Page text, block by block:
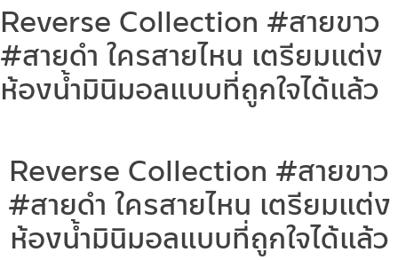
Reverse Collection #สายขาว
#สายดำ ใครสายไหน เตรียมแต่ง
ห้องน้ำมินิมอลแบบที่ถูกใจได้แล้ว
Reverse Collection #สายขาว
#สายดำ ใครสายไหน เตรียมแต่ง
ห้องน้ำมินิมอลแบบที่ถูกใจได้แล้ว